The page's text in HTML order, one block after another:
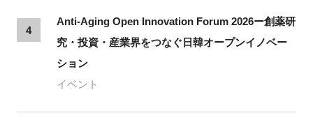
4
Anti-Aging Open Innovation Forum 2026ー創薬研
究・投資・産業界をつなぐ日韓オープンイノベー
ション
イベント